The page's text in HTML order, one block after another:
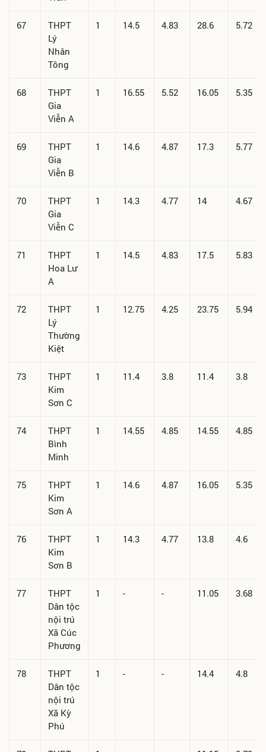
67
THPT
Lý
Nhân
Tông
1 14.5 4.83 28.6 5.72
68
THPT
Gia
Viễn A
1 16.55 5.52 16.05 5.35
69
THPT
Gia
Viễn B
1 14.6 4.87 17.3 5.77
70
THPT
Gia
Viễn C
1 14.3 4.77 14 4.67
71
THPT
Hoa Lư
A
1 14.5 4.83 17.5 5.83
72
THPT
Lý
Thường
Kiệt
1 12.75 4.25 23.75 5.94
73
THPT
Kim
Sơn C
1 11.4 3.8 11.4 3.8
74
THPT
Bình
Minh
1 14.55 4.85 14.55 4.85
75
THPT
Kim
Sơn A
1 14.6 4.87 16.05 5.35
76
THPT
Kim
Sơn B
1 14.3 4.77 13.8 4.6
77
THPT
Dân tộc
nội trú
Xã Cúc
Phương
1 - - 11.05 3.68
78
THPT
Dân tộc
nội trú
Xã Kỳ
Phú
1 - - 14.4 4.8